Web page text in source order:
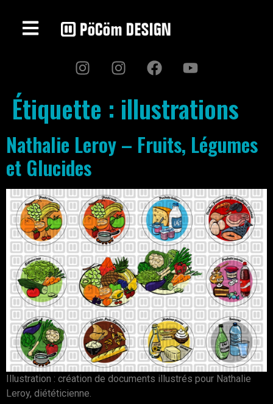
Étiquette : illustrations
Nathalie Leroy – Fruits, Légumes
et Glucides
Illustration : création de documents illustrés pour Nathalie
Leroy, diététicienne.